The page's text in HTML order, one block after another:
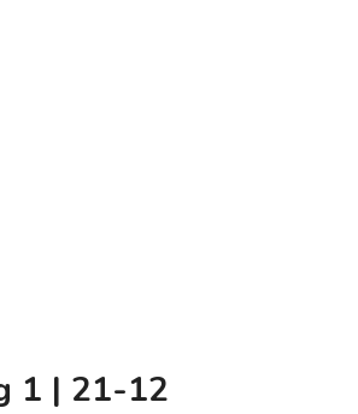
1 | 21-12